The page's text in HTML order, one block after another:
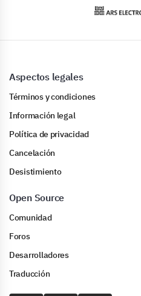
Aspectos legales
Términos y condiciones
Información legal
Política de privacidad
Cancelación
Desistimiento
Open Source
Comunidad
Foros
Desarrolladores
Traducción